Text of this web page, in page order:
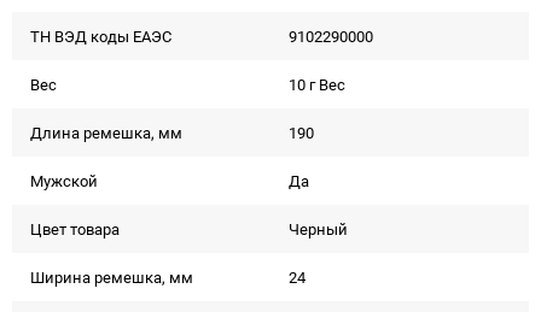
ТН ВЭД коды ЕАЭС 9102290000
Вес 10 г Вес
Длина ремешка, мм 190
Мужской Да
Цвет товара Черный
Ширина ремешка, мм 24